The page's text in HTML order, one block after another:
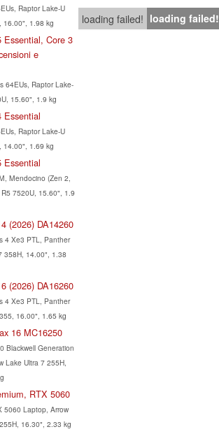
Raptor Lake-U
16.00", 1.98 kg
Essential, Core 3
e
64EUs, Raptor Lake-
15.60", 1.9 kg
Essential
Raptor Lake-U
14.00", 1.69 kg
Essential
Mendocino (Zen 2,
7520U, 15.60", 1.9
(2026) DA14260
4 Xe3 PTL, Panther
358H, 14.00", 1.38
(2026) DA16260
4 Xe3 PTL, Panther
16.00", 1.65 kg
16 MC16250
Blackwell Generation
Lake Ultra 7 255H,
RTX 5060
5060 Laptop, Arrow
16.30", 2.33 kg
loading failed! loading failed!